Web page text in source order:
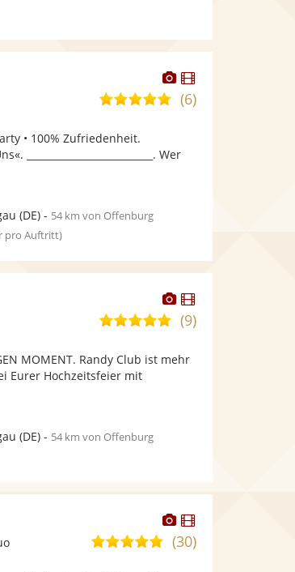
Dieser
Künstler
stellt
Dieser
Künstler
5,0
Sternen
(6)
• 100% Zufriedenheit.
__________________________. Wer
(DE)- 54 km von Offenburg
pro Auftritt)
Dieser
Künstler
stellt
Fotos
bereit.
Dieser
Künstler
4,9
5
(9)
MOMENT. Randy Club ist mehr
Eurer Hochzeitsfeier mit
(DE)- 54 km von Offenburg
Dieser
Künstler
stellt
Dieser
Künstler
5,0(30)